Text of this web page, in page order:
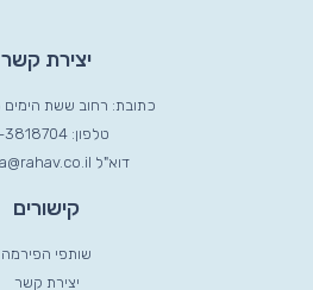
יצירת קשר
כתובת: רחוב ששת הימים 28 בני ברק
טלפון: 03-3818704
דוא"ל marina@rahav.co.il
קישורים
שותפי הפירמה
יצירת קשר